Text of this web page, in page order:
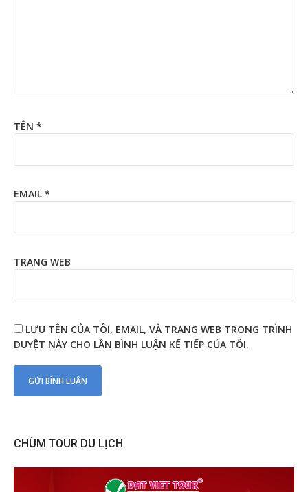
TÊN *
EMAIL *
TRANG WEB
LƯU TÊN CỦA TÔI, EMAIL, VÀ TRANG WEB TRONG TRÌNH
DUYỆT NÀY CHO LẦN BÌNH LUẬN KẾ TIẾP CỦA TÔI.
CHÙM TOUR DU LỊCH